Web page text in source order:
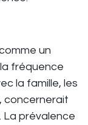
un
fréquence
la famille, les
concernerait
La prévalence